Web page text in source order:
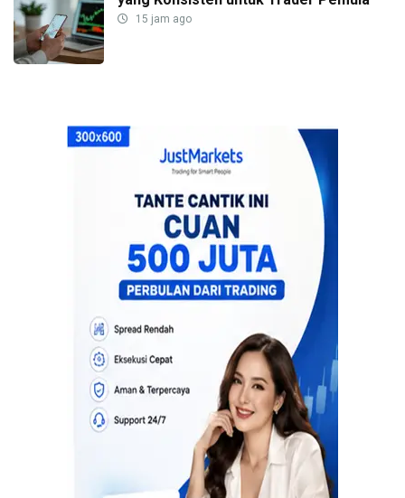
15 jam ago